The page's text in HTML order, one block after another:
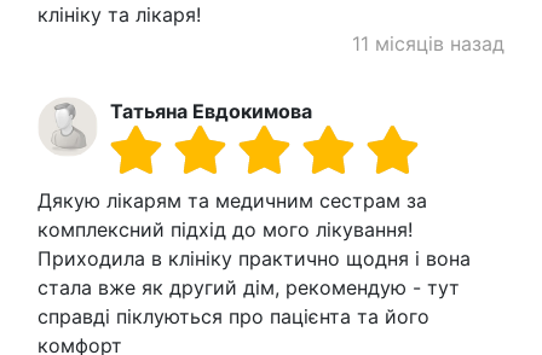
клініку та лікаря!
11 місяців назад
Татьяна Евдокимова
Дякую лікарям та медичним сестрам за
комплексний підхід до мого лікування!
Приходила в клініку практично щодня і вона
стала вже як другий дім, рекомендую - тут
справді піклуються про пацієнта та його
комфорт